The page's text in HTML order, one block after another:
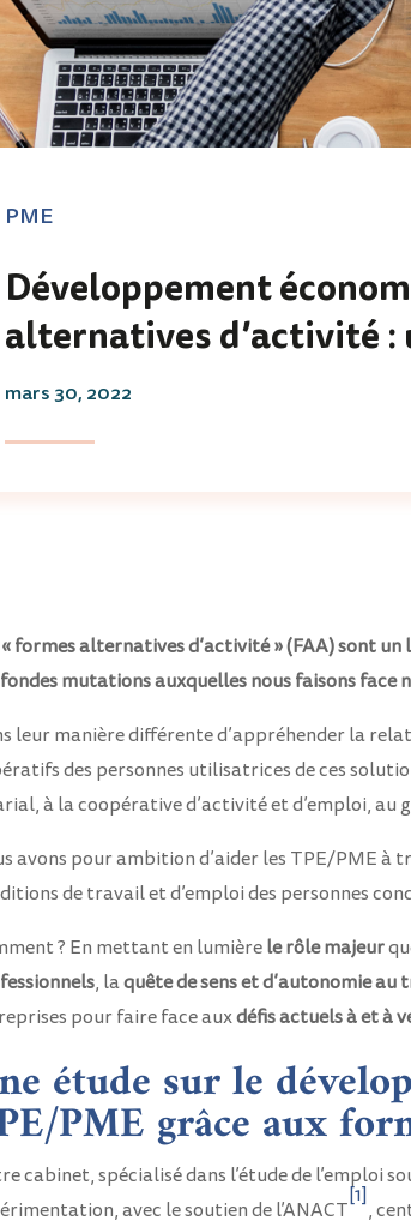
PME
Développement
alternatives d’activité :
mars 30, 2022
« formes alternatives d’activité » (FAA) sont
mutations auxquelles nous faisons face
leur manière différente d’appréhender la
des personnes utilisatrices de ces
à la coopérative d’activité et d’emploi, au
avons pour ambition d’aider les TPE/PME
de travail et d’emploi des personnes
? En mettant en lumièrele rôlemajeur
, laquête de sens et d’autonomie au
pour faire face auxdéfis actuels à et à
étude sur le
PME grâce aux
cabinet, spécialisé dans l’étude de l’emploi
avec le soutien de l’ANACT
[1]
,